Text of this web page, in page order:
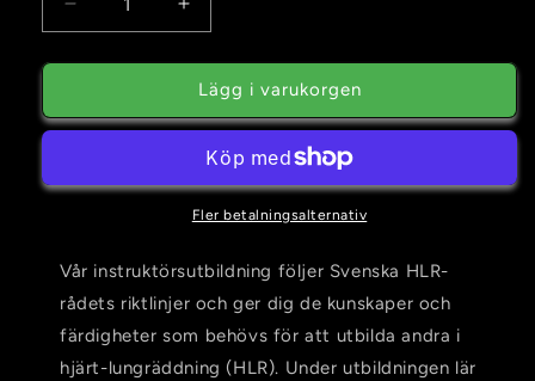
Minska
kvantitet
för
Oktober
Utbildning
HLR
Öka
kvantitet
för
19
Oktober
Instruktör
Utbildning
HLR
Lägg i varukorgen
Fler betalningsalternativ
Vår instruktörsutbildning följer Svenska HLR-
rådets riktlinjer och ger dig de kunskaper och
färdigheter som behövs för att utbilda andra i
hjärt-lungräddning (HLR). Under utbildningen lär